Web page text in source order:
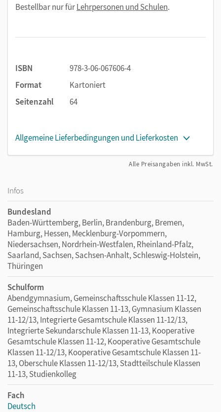
Bestellbar nur fürLehrpersonen und Schulen.
ISBN
978-3-06-067606-4
Format
Kartoniert
Seitenzahl
64
Allgemeine Lieferbedingungen und Lieferkosten
Alle Preisangaben inkl. MwSt.
Infos
Bundesland
Baden-Württemberg, Berlin, Brandenburg, Bremen,
Hamburg, Hessen, Mecklenburg-Vorpommern,
Niedersachsen, Nordrhein-Westfalen, Rheinland-Pfalz,
Saarland, Sachsen, Sachsen-Anhalt, Schleswig-Holstein,
Thüringen
Schulform
Abendgymnasium, Gemeinschaftsschule Klassen 11-12,
Gemeinschaftsschule Klassen 11-13, Gymnasium Klassen
11-12/13, Integrierte Gesamtschule Klassen 11-12/13,
Integrierte Sekundarschule Klassen 11-13, Kooperative
Gesamtschule Klassen 11-12, Kooperative Gesamtschule
Klassen 11-12/13, Kooperative Gesamtschule Klassen 11-
13, Oberschule Klassen 11-12/13, Stadtteilschule Klassen
11-13, Studienkolleg
Fach
Deutsch